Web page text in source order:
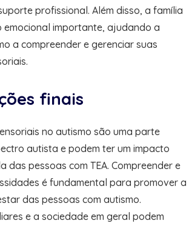
profissional. Além disso, a família
emocional importante, ajudando a
a compreender e gerenciar suas
finais
no autismo são uma parte
autista e podem ter um impacto
das pessoas com TEA. Compreender e
é fundamental para promover a
das pessoas com autismo.
e a sociedade em geral podem